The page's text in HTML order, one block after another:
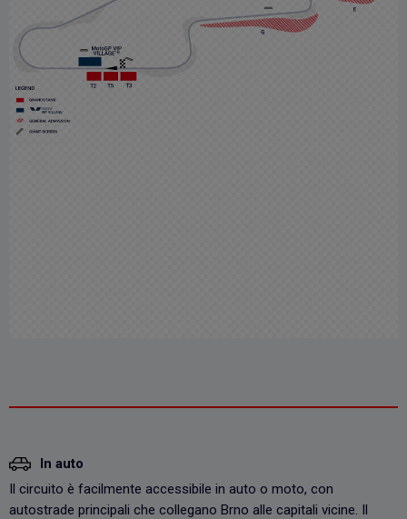
In auto
Il circuito è facilmente accessibile in auto o moto, con
autostrade principali che collegano Brno alle capitali vicine. Il